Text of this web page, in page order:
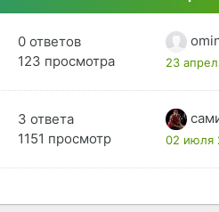
0 ответов
123 просмотра
23
3 ответа
1151 просмотр
02 июля